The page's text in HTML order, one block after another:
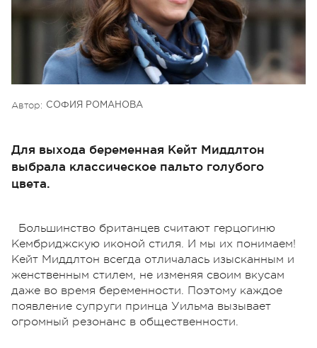
Автор: СОФИЯ РОМАНОВА
Для выхода беременная Кейт Миддлтон
выбрала классическое пальто голубого
цвета.
Большинство британцев считают герцогиню
Кембриджскую иконой стиля. И мы их понимаем!
Кейт Миддлтон всегда отличалась изысканным и
женственным стилем, не изменяя своим вкусам
даже во время беременности. Поэтому каждое
появление супруги принца Уильма вызывает
огромный резонанс в общественности.